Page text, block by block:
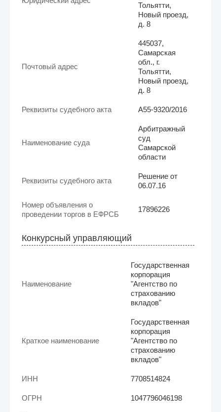
Тольятти,
Новый проезд,
д. 8
Почтовый адрес
445037,
Самарская
обл., г.
Тольятти,
Новый проезд,
д. 8
Реквизиты судебного акта А55-9320/2016
Наименование суда
Арбитражный
суд
Самарской
области
Реквизиты судебного акта
Решение от
06.07.16
Номер объявления о
проведении торгов в ЕФРСБ
17896226
Конкурсный управляющий
Наименование
Государственная
корпорация
"Агентство по
страхованию
вкладов"
Краткое наименование
Государственная
корпорация
"Агентство по
страхованию
вкладов"
ИНН 7708514824
ОГРН 1047796046198